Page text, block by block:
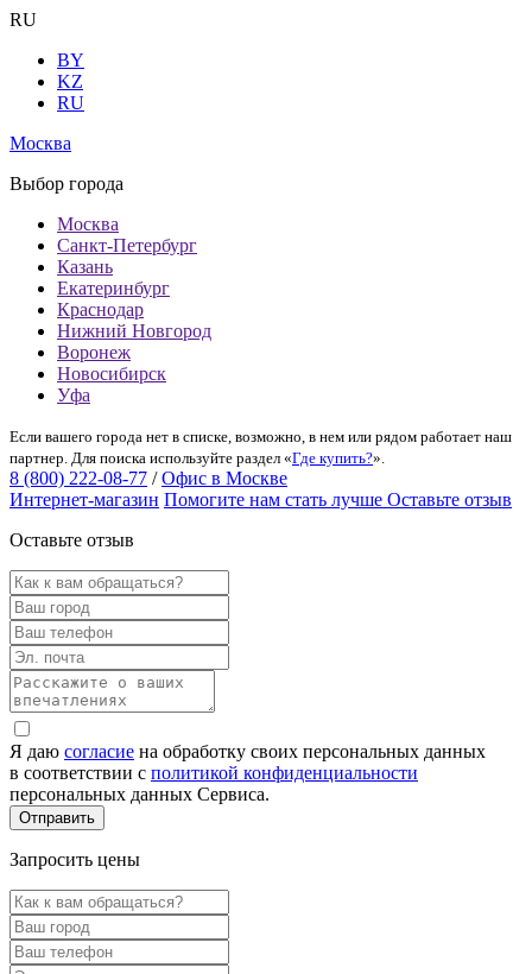
RU
BY
KZ
RU
Москва
Выбор города
Москва
Санкт-Петербург
Казань
Екатеринбург
Краснодар
Нижний Новгород
Воронеж
Новосибирск
Уфа
Если вашего города нет в списке, возможно, в нем или рядом работает наш
партнер. Для поиска используйте раздел «Где купить?».
8 (800) 222-08-77 / Офис в Москве
Интернет-магазин Помогите нам стать лучше Оставьте отзыв
Оставьте отзыв
Я даю согласие на обработку своих персональных данных
в соответствии с политикой конфиденциальности
персональных данных Сервиса.
Запросить цены